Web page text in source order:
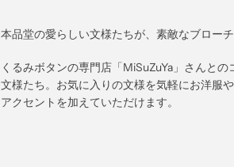
本品堂の愛らしい文様たちが、素敵なブローチ
くるみボタンの専門店「MiSuZuYa」さんと
文様たち。お気に入りの文様を気軽にお洋服
アクセントを加えていただけます。